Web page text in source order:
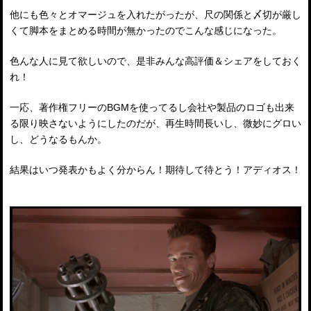
他にも色々とオマージュを入れたがったが、尺の関係と〆切が厳し
くて脚本をまとめる時間が無かったのでこんな感じになった。
色んな人に見て欲しいので、是非みんな高評価＆シェアをしておく
れ！
一応、著作権フリーのBGMを使ってるし会社や製品のロゴも出来
る限り映さないようにしたのだが、再生時間長いし、微妙にグロい
し、どうなるもんか。
結果はいつ発表かもよく分からん！期待して待とう！アディオス！